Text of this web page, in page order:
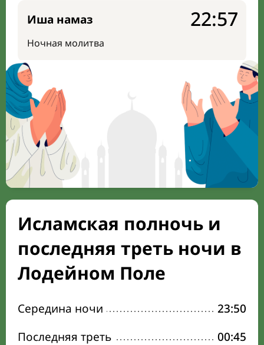
Иша намаз
Ночная молитва
22:57
Исламская полночь и
последняя треть ночи в
Лодейном Поле
Середина ночи
23:50
Последняя треть
00:45